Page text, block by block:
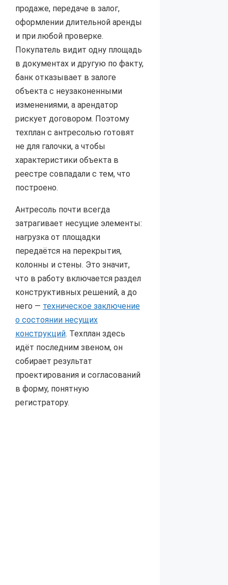
продаже, передаче в залог,
оформлении длительной аренды
и при любой проверке.
Покупатель видит одну площадь
в документах и другую по факту,
банк отказывает в залоге
объекта с неузаконенными
изменениями, а арендатор
рискует договором. Поэтому
техплан с антресолью готовят
не для галочки, а чтобы
характеристики объекта в
реестре совпадали с тем, что
построено.
Антресоль почти всегда
затрагивает несущие элементы:
нагрузка от площадки
передаётся на перекрытия,
колонны и стены. Это значит,
что в работу включается раздел
конструктивных решений, а до
него — техническое заключение
о состоянии несущих
конструкций. Техплан здесь
идёт последним звеном, он
собирает результат
проектирования и согласований
в форму, понятную
регистратору.